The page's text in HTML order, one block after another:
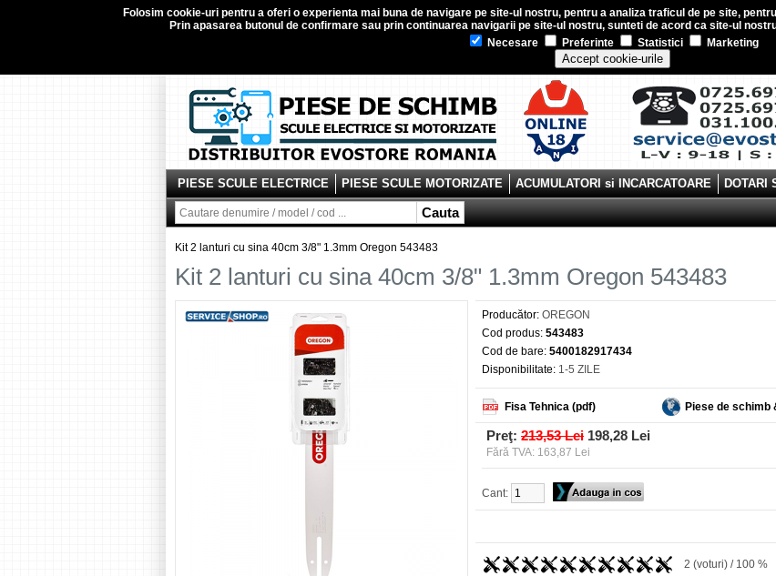
Folosim cookie-uripentru a oferi o experienta mai buna de navigare pe site-ul nostru, pentru a analiza traficul de pe site,
Prin apasarea butonul de confirmare sau prin continuarea navigarii pe site-ul nostru, sunteti de acord ca site-ul
Necesare
Preferinte Statistici Marketing
Accept cookie-urile
Cauta
PIESE SCULE ELECTRICE PIESE SCULE MOTORIZATE ACUMULATORI si INCARCATOARE DOTARI
Kit 2 lanturi cu sina 40cm 3/8" 1.3mm Oregon 543483
Kit 2 lanturi cu sina 40cm 3/8" 1.3mm Oregon 543483
Producător: OREGON
Cod produs: 543483
Cod de bare: 5400182917434
Disponibilitate: 1-5 ZILE
Fisa Tehnica (pdf) Piese de schimb
Preţ: 213,53 Lei 198,28 Lei
Fără TVA: 163,87 Lei
Cant:
2 (voturi) / 100 %